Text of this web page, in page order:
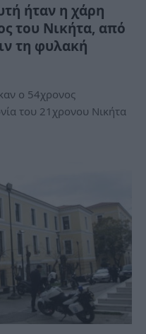
ήταν η χάρη
του Νικήτα, από
τη φυλακή
ο 54χρονος
του 21χρονου Νικήτα